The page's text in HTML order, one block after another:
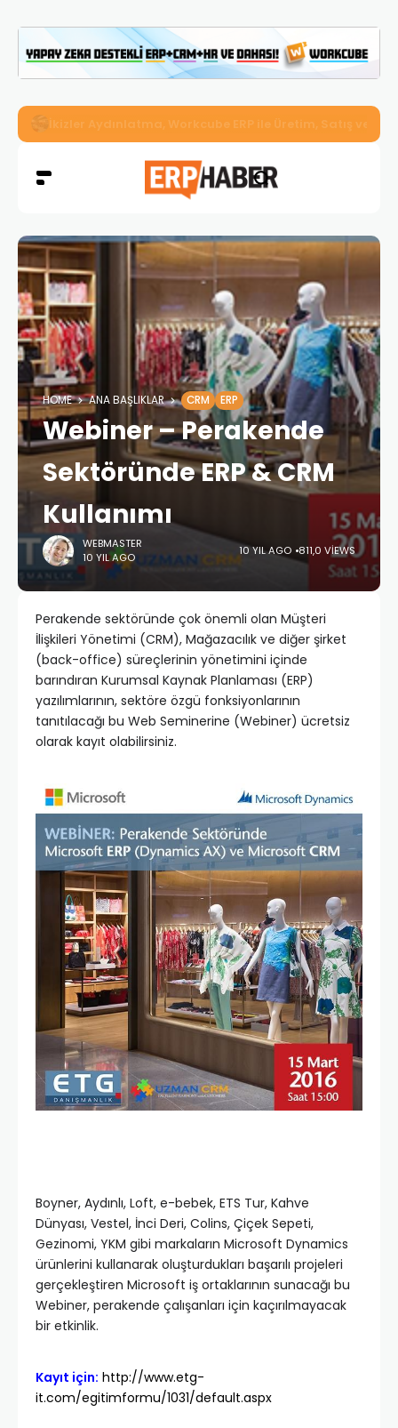
İkizler Aydınlatma, Workcube ERP ile Üretim, Satış ve
HOME ANA BAŞLIKLAR CRM ERP
Webiner – Perakende
Sektöründe ERP & CRM
Kullanımı
WEBMASTER
10 YIL AGO
10 YIL AGO 811,0 VIEWS
Perakende sektöründe çok önemli olan Müşteri
İlişkileri Yönetimi (CRM), Mağazacılık ve diğer şirket
(back-office) süreçlerinin yönetimini içinde
barındıran Kurumsal Kaynak Planlaması (ERP)
yazılımlarının, sektöre özgü fonksiyonlarının
tanıtılacağı bu Web Seminerine (Webiner) ücretsiz
olarak kayıt olabilirsiniz.
Boyner, Aydınlı, Loft, e-bebek, ETS Tur, Kahve
Dünyası, Vestel, İnci Deri, Colins, Çiçek Sepeti,
Gezinomi, YKM gibi markaların Microsoft Dynamics
ürünlerini kullanarak oluşturdukları başarılı projeleri
gerçekleştiren Microsoft iş ortaklarının sunacağı bu
Webiner, perakende çalışanları için kaçırılmayacak
bir etkinlik.
Kayıt için: http://www.etg-
it.com/egitimformu/1031/default.aspx